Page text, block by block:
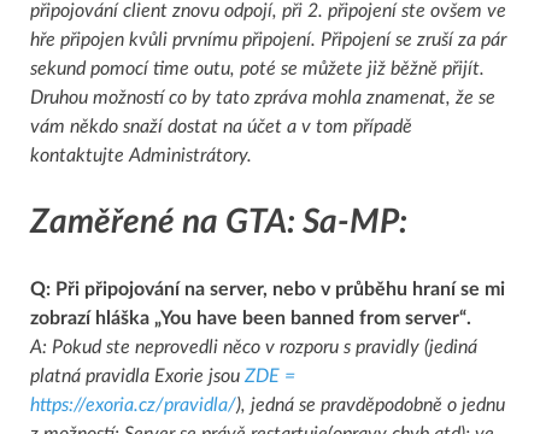
připojování client znovu odpojí, při 2. připojení ste ovšem ve
hře připojen kvůli prvnímu připojení. Připojení se zruší za pár
sekund pomocí time outu, poté se můžete již běžně přijít.
Druhou možností co by tato zpráva mohla znamenat, že se
vám někdo snaží dostat na účet a v tom případě
kontaktujte Administrátory.
Zaměřené na GTA: Sa-MP:
Q: Při připojování na server, nebo v průběhu hraní se mi
zobrazí hláška „You have been banned from server“.
A: Pokud ste neprovedli něco v rozporu s pravidly (jediná
platná pravidla Exorie jsou ZDE =
https://exoria.cz/pravidla/), jedná se pravděpodobně o jednu